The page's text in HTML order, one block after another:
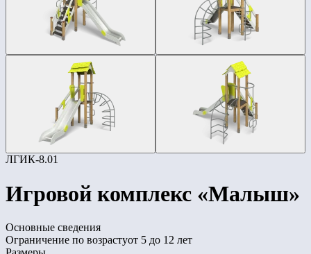
ЛГИК-8.01
Игровой комплекс «Малыш»
Основные сведения
Ограничение по возрастуот 5 до 12 лет